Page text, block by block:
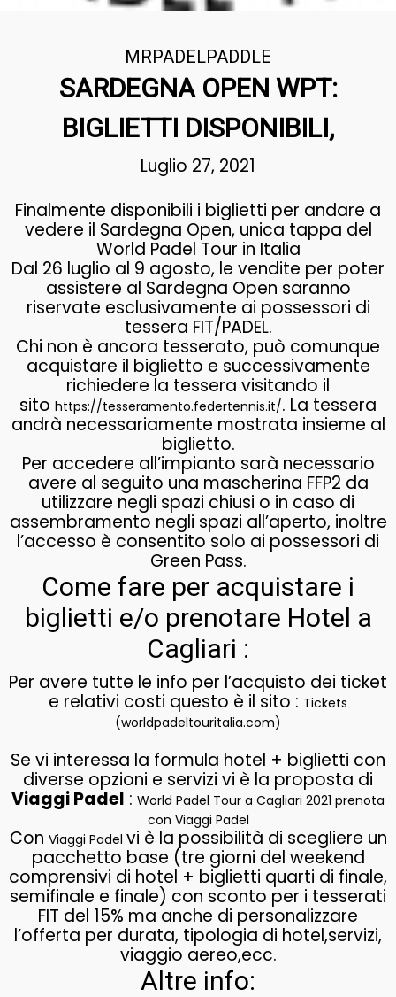
MRPADELPADDLE
SARDEGNA OPEN WPT:
BIGLIETTI DISPONIBILI,
Luglio 27, 2021
Finalmente disponibili i biglietti per andare a
vedere il Sardegna Open, unica tappa del
World Padel Tour in Italia
Dal 26 luglio al 9 agosto, le vendite per poter
assistere al Sardegna Open saranno
riservate esclusivamente ai possessori di
tessera FIT/PADEL.
Chi non è ancora tesserato, può comunque
acquistare il biglietto e successivamente
richiedere la tessera visitando il
sito https://tesseramento.federtennis.it/. La tessera
andrà necessariamente mostrata insieme al
biglietto.
Per accedere all’impianto sarà necessario
avere al seguito una mascherina FFP2 da
utilizzare negli spazi chiusi o in caso di
assembramento negli spazi all’aperto, inoltre
l’accesso è consentito solo ai possessori di
Green Pass.
Come fare per acquistare i
biglietti e/o prenotare Hotel a
Cagliari :
Per avere tutte le info per l’acquisto dei ticket
e relativi costi questo è il sito : Tickets
(worldpadeltouritalia.com)
Se vi interessa la formula hotel + biglietti con
diverse opzioni e servizi vi è la proposta di
Viaggi Padel : World Padel Tour a Cagliari 2021 prenota
con Viaggi Padel
Con Viaggi Padel vi è la possibilità di scegliere un
pacchetto base (tre giorni del weekend
comprensivi di hotel + biglietti quarti di finale,
semifinale e finale) con sconto per i tesserati
FIT del 15% ma anche di personalizzare
l’offerta per durata, tipologia di hotel,servizi,
viaggio aereo,ecc.
Altre info: